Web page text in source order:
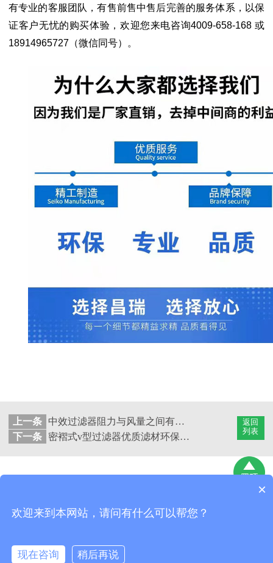
有专业的客服团队，有售前售中售后完善的服务体系，以保
证客户无忧的购买体验，欢迎您来电咨询4009-658-168 或
18914965727（微信同号）。
返回
列表
上一条
中效过滤器阻力与风量之间有什么关系？
下一条
密褶式v型过滤器优质滤材环保经济 可非标
地址：昆山市巴城镇石牌相石路998号
×
欢迎来到本网站，请问有什么可以帮您？
现在咨询
稍后再说